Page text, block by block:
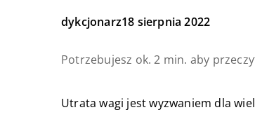
dykcjonarz18 sierpnia 2022
Potrzebujesz ok. 2 min. aby
Utrata wagi jest wyzwaniem dla